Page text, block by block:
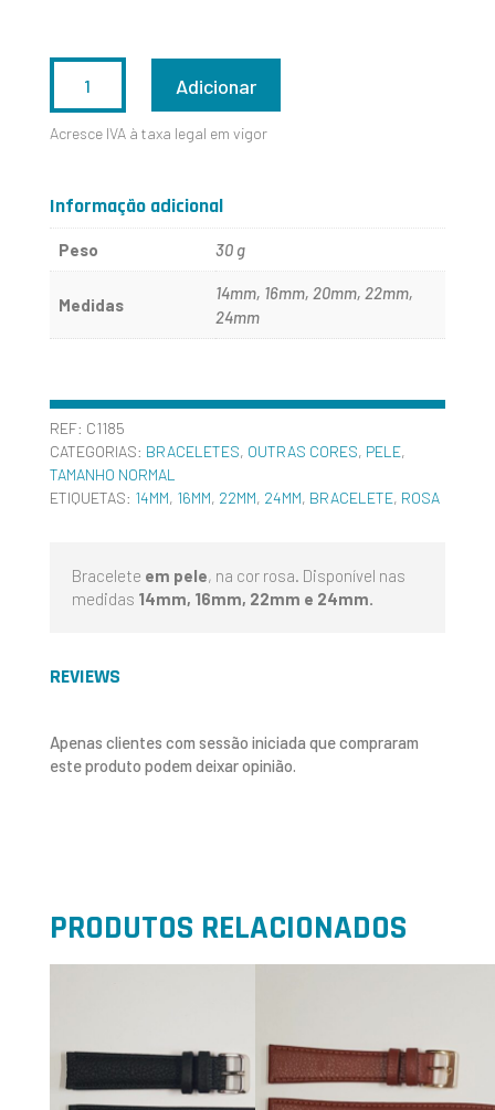
DE
Adicionar
Acresce IVA à taxa legal em vigor
Informação adicional
Peso 30 g
Medidas
14mm, 16mm, 20mm, 22mm,
24mm
REF: C1185
CATEGORIAS: BRACELETES, OUTRAS CORES, PELE,
TAMANHO NORMAL
ETIQUETAS: 14MM, 16MM, 22MM, 24MM, BRACELETE, ROSA
Bracelete em pele, na cor rosa. Disponível nas
medidas 14mm, 16mm, 22mm e 24mm.
REVIEWS
Apenas clientes com sessão iniciada que compraram
este produto podem deixar opinião.
PRODUTOS RELACIONADOS